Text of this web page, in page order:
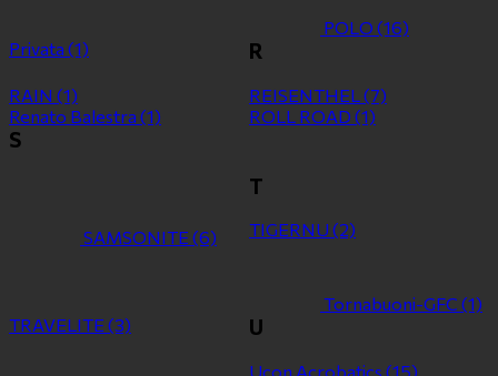
POLO (16)
Privata (1) R
RAIN (1) REISENTHEL(7)
Renato Balestra (1) ROLL ROAD (1)
S
SAMSONITE (6)
T
TIGERNU (2)
Tornabuoni-GFC (1)
TRAVELITE (3) U
Ucon Acrobatics (15)